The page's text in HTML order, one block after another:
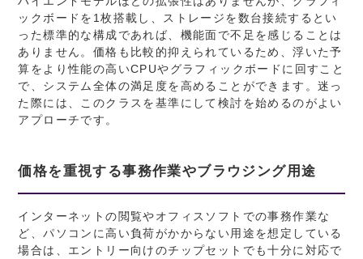
ックボードを1枚搭載し、ストレージを数台接続するとい
った標準的な構成であれば、機能面で不足を感じることは
ありません。価格も比較的抑えられているため、浮いた予
算をより性能の高いCPUやグラフィックボードに回すこと
で、システム全体の満足度を高めることができます。迷っ
た際には、このクラスを基準にして検討を始めるのがよい
アプローチです。
価格を重視する事務作業やブラウジング用途
インターネットの閲覧やオフィスソフトでの事務作業な
ど、パソコンに高い負荷がかからない用途を想定している
場合は、エントリー向けのチップセットでも十分に対応で